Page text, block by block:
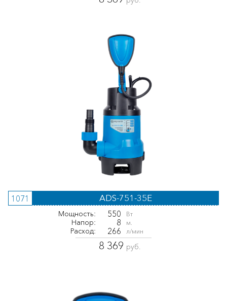
1071 ADS-751-35E
Мощность: 550 Вт
Напор: 8 м.
Расход: 266 л/мин
8 369 руб.